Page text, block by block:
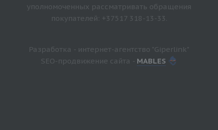
уполномоченных рассматривать обращения
покупателей: +37517 318-13-33.
Разработка - интернет-агентство "Giperlink"
SEO-продвижение сайта - MABLES